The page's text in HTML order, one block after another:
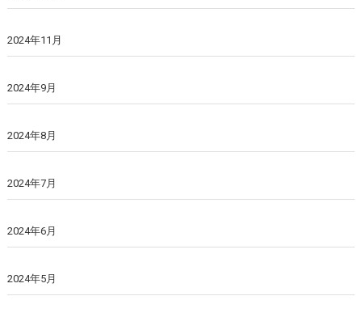
2024年11月
2024年9月
2024年8月
2024年7月
2024年6月
2024年5月